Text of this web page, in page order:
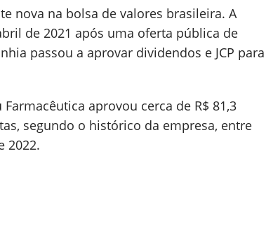
nova na bolsa de valores brasileira. A
de 2021 após uma oferta pública de
passou a aprovar dividendos e JCP para
aprovou cerca de R$ 81,3
segundo o histórico da empresa, entre
2022.